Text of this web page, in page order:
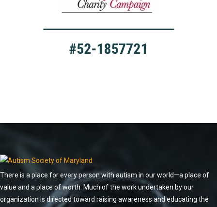
There is a place for every person with autism in our world—a place of
value and a place of worth. Much of the work undertaken by our
organization is directed toward raising awareness and educating the